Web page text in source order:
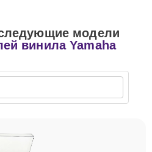
модели
винила Yamaha